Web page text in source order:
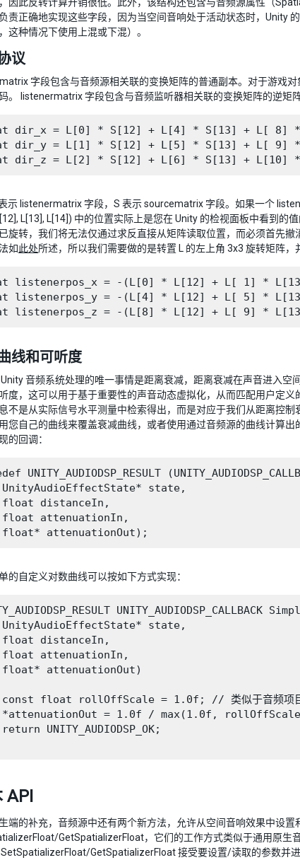
责正确地实现这些字段，因为当空间音响处于活动状态时，Unity
这种情况下使用上混或下混）。
议
字段包含与音频源相关联的变换矩阵的普通副本。对于游戏
。 listenermatrix 字段包含与音频监听器相关联的变换矩阵的逆矩
dir_x = L[0] * S[12] + L[4] * S[13] + L[ 8] *
dir_y = L[1] * S[12] + L[5] * S[13] + L[ 9] *
示 listenermatrix 字段，S 表示 sourcematrix 字段。如果一个
L[13], L[14]) 中的位置实际上是您在 Unity 的检视面板中看到
旋转，我们将无法仅通过求反直接从矩阵读取位置，而必须首先
如此处所述，所以我们需要做的是转置 L 的左上角 3x3 旋转矩阵，
listenerpos_x = -(L[0] * L[12] + L[ 1] *
listenerpos_y = -(L[4] * L[12] + L[ 5] *
线和可听度
音频系统处理的唯一事情是距离衰减，距离衰减在声音进入
度，这可以用于基于重要性的声音动态虚拟化，从而匹配用户定
不是从实际信号水平测量中检索得出，而是对应于我们从距离控
您自己的曲线来覆盖衰减曲线，或者使用通过音频源的曲线计算
的回调：
UNITY_AUDIODSP_RESULT
state,
distanceIn,
attenuationIn,
的自定义对数曲线可以按如下方式实现：
UNITY_AUDIODSP_CALLBACK
state,
distanceIn,
attenuationIn,
attenuationOut)
float rollOffScale = 1.0f; // 类似于音频项
= 1.0f / max(1.0f,
UNITY_AUDIODSP_OK;
API
端的补充，音频源中还有两个新方法，允许从空间音响效果中设
GetSpatializerFloat，它们的工作方式类似于通用原
GetSpatializerFloat 接受要设置/读取的参数